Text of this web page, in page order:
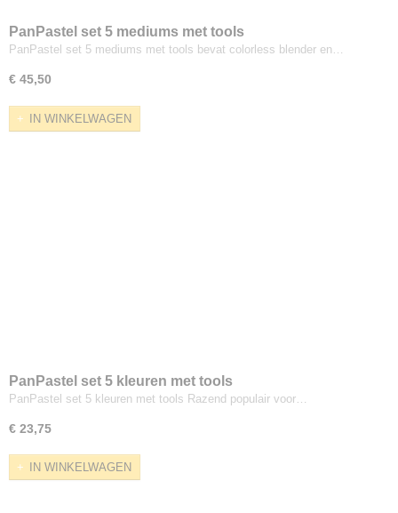
PanPastel set 5 mediums met tools
PanPastel set 5 mediums met tools bevat colorless blender en…
€ 45,50
IN WINKELWAGEN
PanPastel set 5 kleuren met tools
PanPastel set 5 kleuren met tools Razend populair voor…
€ 23,75
IN WINKELWAGEN